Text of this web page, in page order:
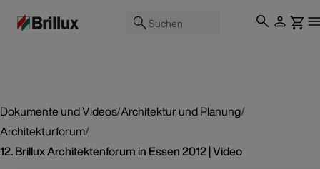
Suchen
Dokumente und Videos/Architektur und Planung/
Architekturforum/
12. Brillux Architektenforum in Essen 2012 | Video